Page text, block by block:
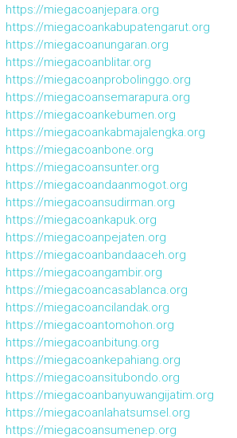
https://miegacoanjepara.org
https://miegacoankabupatengarut.org
https://miegacoanungaran.org
https://miegacoanblitar.org
https://miegacoanprobolinggo.org
https://miegacoansemarapura.org
https://miegacoankebumen.org
https://miegacoankabmajalengka.org
https://miegacoanbone.org
https://miegacoansunter.org
https://miegacoandaanmogot.org
https://miegacoansudirman.org
https://miegacoankapuk.org
https://miegacoanpejaten.org
https://miegacoanbandaaceh.org
https://miegacoangambir.org
https://miegacoancasablanca.org
https://miegacoancilandak.org
https://miegacoantomohon.org
https://miegacoanbitung.org
https://miegacoankepahiang.org
https://miegacoansitubondo.org
https://miegacoanbanyuwangijatim.org
https://miegacoanlahatsumsel.org
https://miegacoansumenep.org